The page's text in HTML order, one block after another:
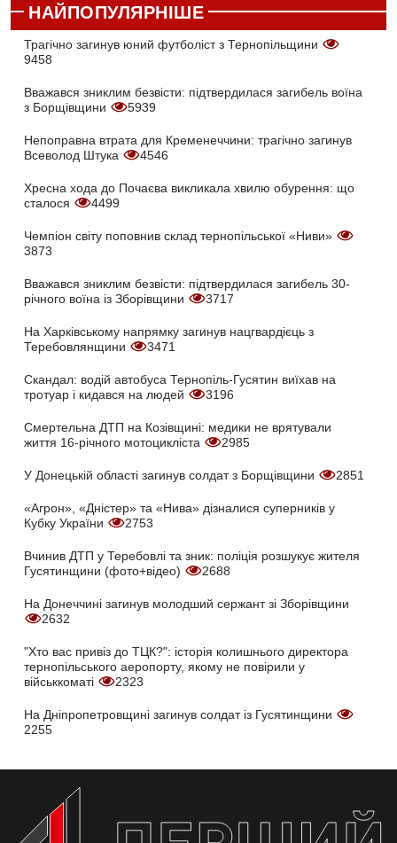
НАЙПОПУЛЯРНІШЕ
Трагічно загинув юний футболіст з Тернопільщини
9458
Вважався зниклим безвісти: підтвердилася загибель воїна
з Борщівщини
5939
Непоправна втрата для Кременеччини: трагічно загинув
Всеволод Штука
4546
Хресна хода до Почаєва викликала хвилю обурення: що
сталося
4499
Чемпіон світу поповнив склад тернопільської «Ниви»
3873
Вважався зниклим безвісти: підтвердилася загибель 30-
річного воїна із Зборівщини
3717
На Харківському напрямку загинув нацгвардієць з
Теребовлянщини
3471
Скандал: водій автобуса Тернопіль-Гусятин виїхав на
тротуар і кидався на людей
3196
Смертельна ДТП на Козівщині: медики не врятували
життя 16-річного мотоцикліста
2985
У Донецькій області загинув солдат з Борщівщини 2851
«Агрон», «Дністер» та «Нива» дізналися суперників у
Кубку України
2753
Вчинив ДТП у Теребовлі та зник: поліція розшукує жителя
Гусятинщини (фото+відео)
2688
На Донеччині загинув молодший сержант зі Зборівщини
2632
"Хто вас привіз до ТЦК?": історія колишнього директора
тернопільського аеропорту, якому не повірили у
військкоматі
2323
На Дніпропетровщині загинув солдат із Гусятинщини
2255